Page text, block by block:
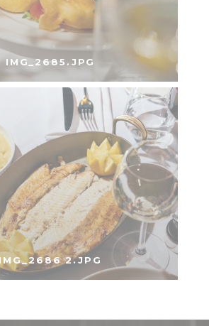
IMG_2685.JPG
IMG_2686 2.JPG